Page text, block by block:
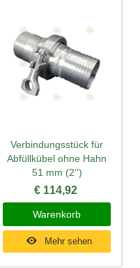
Verbindungsstück für
Abfüllkübel ohne Hahn
51 mm (2'')
€ 114,92
Warenkorb
Mehr sehen